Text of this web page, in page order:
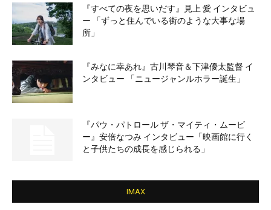
『すべての夜を思いだす』見上 愛 インタビュ
ー 「ずっと住んでいる街のような大事な場
所」
『みなに幸あれ』古川琴音＆下津優太監督 イ
ンタビュー 「ニュージャンルホラー誕生」
『パウ・パトロール ザ・マイティ・ムービ
ー』安倍なつみ インタビュー「映画館に行く
と子供たちの成長を感じられる」
IMAX